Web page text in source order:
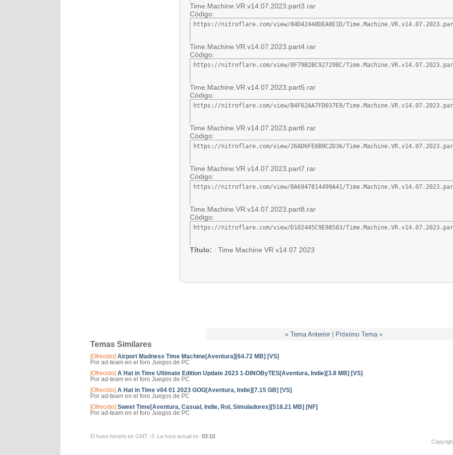
Time.Machine.VR.v14.07.2023.part3.rar
Código:
https://nitroflare.com/view/84D42448DEA8E1D/
Time.Machine.VR.v14.07.2023.part4.rar
Código:
https://nitroflare.com/view/8F79B2BC927298C/
Time.Machine.VR.v14.07.2023.part5.rar
Código:
https://nitroflare.com/view/B4F62AA7FD037E9/
Time.Machine.VR.v14.07.2023.part6.rar
Código:
https://nitroflare.com/view/26AD6FE6B9C2D36/
Time.Machine.VR.v14.07.2023.part7.rar
Código:
https://nitroflare.com/view/8A6947814499A41/
Time.Machine.VR.v14.07.2023.part8.rar
Código:
https://nitroflare.com/view/D102445C9E98583/
Título: : Time Machine VR v14 07 2023
« Tema Anterior| Próximo Tema »
Temas Similares
[Ofrecido] Airport Madness Time Machine[Aventura][64.72 MB] [VS]
Por ad-team en el foro Juegos de PC
[Ofrecido] A Hat in Time Ultimate Edition Update 2023 1-DINOByTES[Aventura, Indie][3.8 MB] [VS]
Por ad-team en el foro Juegos de PC
[Ofrecido] A Hat in Time v04 01 2023 GOG[Aventura, Indie][7.15 GB] [VS]
Por ad-team en el foro Juegos de PC
[Ofrecido] Sweet Time[Aventura, Casual, Indie, Rol, Simuladores][518.21 MB] [NF]
Por ad-team en el foro Juegos de PC
El huso horario es GMT -3. La hora actual es: 03:10